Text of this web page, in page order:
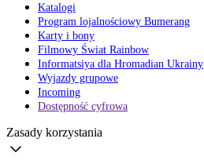
Katalogi
Program lojalnościowy Bumerang
Karty i bony
Filmowy Świat Rainbow
Informatsiya dla Hromadian Ukrainy
Wyjazdy grupowe
Incoming
Dostępność cyfrowa
Zasady korzystania